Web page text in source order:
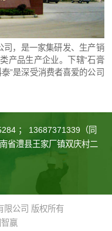
司，是一家集研发、生产销
产品生产企业。
下辖“石膏
泰”是深受消费者喜爱的公司
； 13687371339（同
省澧县王家厂镇双庆村二
限公司 版权所有
赢